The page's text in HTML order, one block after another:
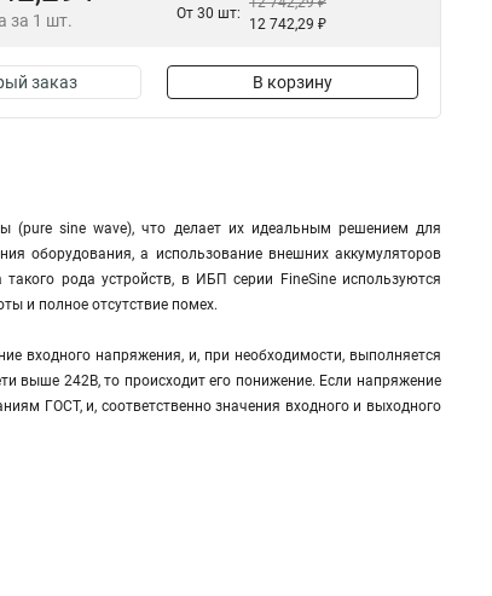
за 1 шт. От 30 шт:
12 742,29 ₽
заказ В корзину
(pure sine wave), что делает их идеальным решением для
оборудования, а использование внешних аккумуляторов
рода устройств, в ИБП серии FineSine используются
и полное отсутствие помех.
входного напряжения, и, при необходимости, выполняется
выше 242В, то происходит его понижение. Если напряжение
ГОСТ, и, соответственно значения входного и выходного